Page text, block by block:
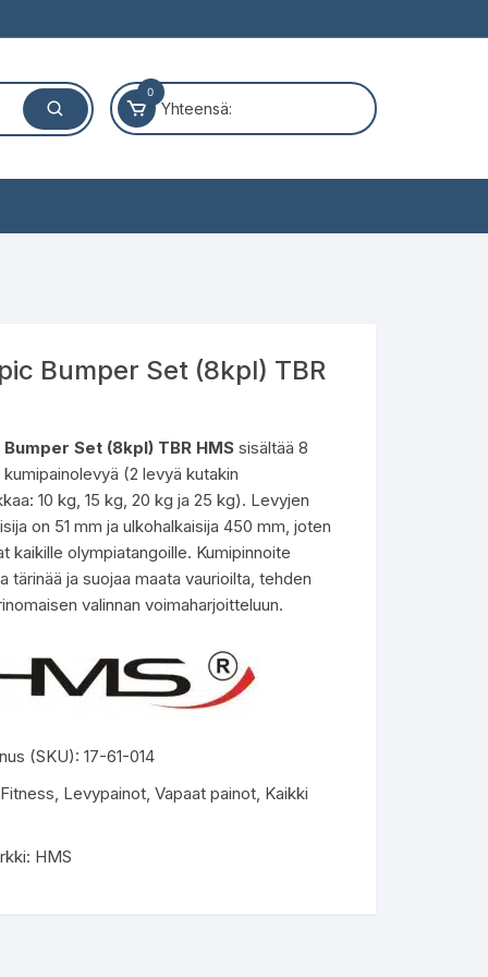
0
Yhteensä:
Bumper Set (8kpl) TBR
Set (8kpl) TBR HMSsisältää 8
(2 levyä kutakin
10 kg, 15 kg, 20 kg ja 25 kg). Levyjen
on 51 mm ja ulkohalkaisija 450 mm, joten
kaikille olympiatangoille. Kumipinnoite
tärinää ja suojaa maata vaurioilta, tehden
valinnan voimaharjoitteluun.
(SKU): 17-61-014
Fitness, Levypainot, Vapaat painot, Kaikki
HMS